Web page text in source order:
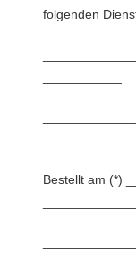
folgenden
Bestellt am (*)